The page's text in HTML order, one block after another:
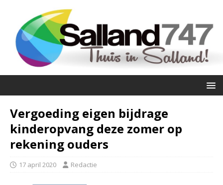
Vergoeding eigen bijdrage
kinderopvang deze zomer op
rekening ouders
17 april 2020 Redactie